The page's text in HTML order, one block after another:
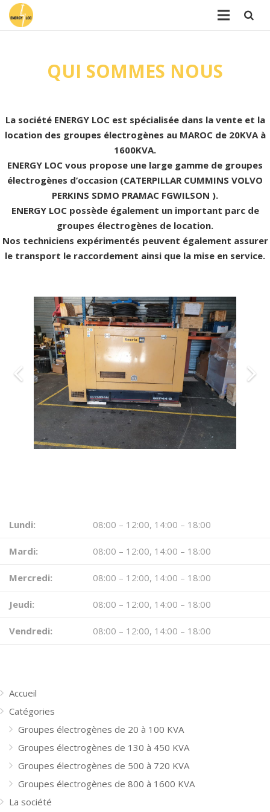
QUI SOMMES NOUS
La société ENERGY LOC est spécialisée dans la vente et la
location des groupes électrogènes au MAROC de 20KVA à
1600KVA.
ENERGY LOC vous propose une large gamme de groupes
électrogènes d’occasion (CATERPILLAR CUMMINS VOLVO
PERKINS SDMO PRAMAC FGWILSON ).
ENERGY LOC possède également un important parc de
groupes électrogènes de location.
Nos techniciens expérimentés peuvent également assurer
le transport le raccordement ainsi que la mise en service.
Lundi: 08:00 – 12:00, 14:00 – 18:00
Mardi: 08:00 – 12:00, 14:00 – 18:00
Mercredi: 08:00 – 12:00, 14:00 – 18:00
Jeudi: 08:00 – 12:00, 14:00 – 18:00
Vendredi: 08:00 – 12:00, 14:00 – 18:00
Accueil
Catégories
Groupes électrogènes de 20 à 100 KVA
Groupes électrogènes de 130 à 450 KVA
Groupes électrogènes de 500 à 720 KVA
Groupes électrogènes de 800 à 1600 KVA
La société